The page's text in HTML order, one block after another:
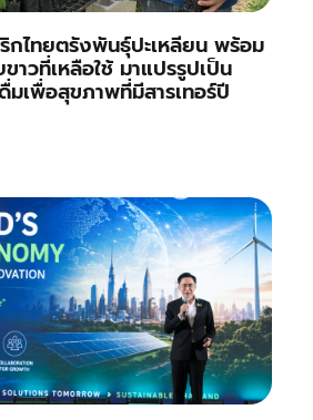
ไทยตรังพันธุ์ปะเหลียน พร้อม
าวที่เหลือใช้ มาแปรรูปเป็น
มเพื่อสุขภาพที่มีสารเทอร์ปี